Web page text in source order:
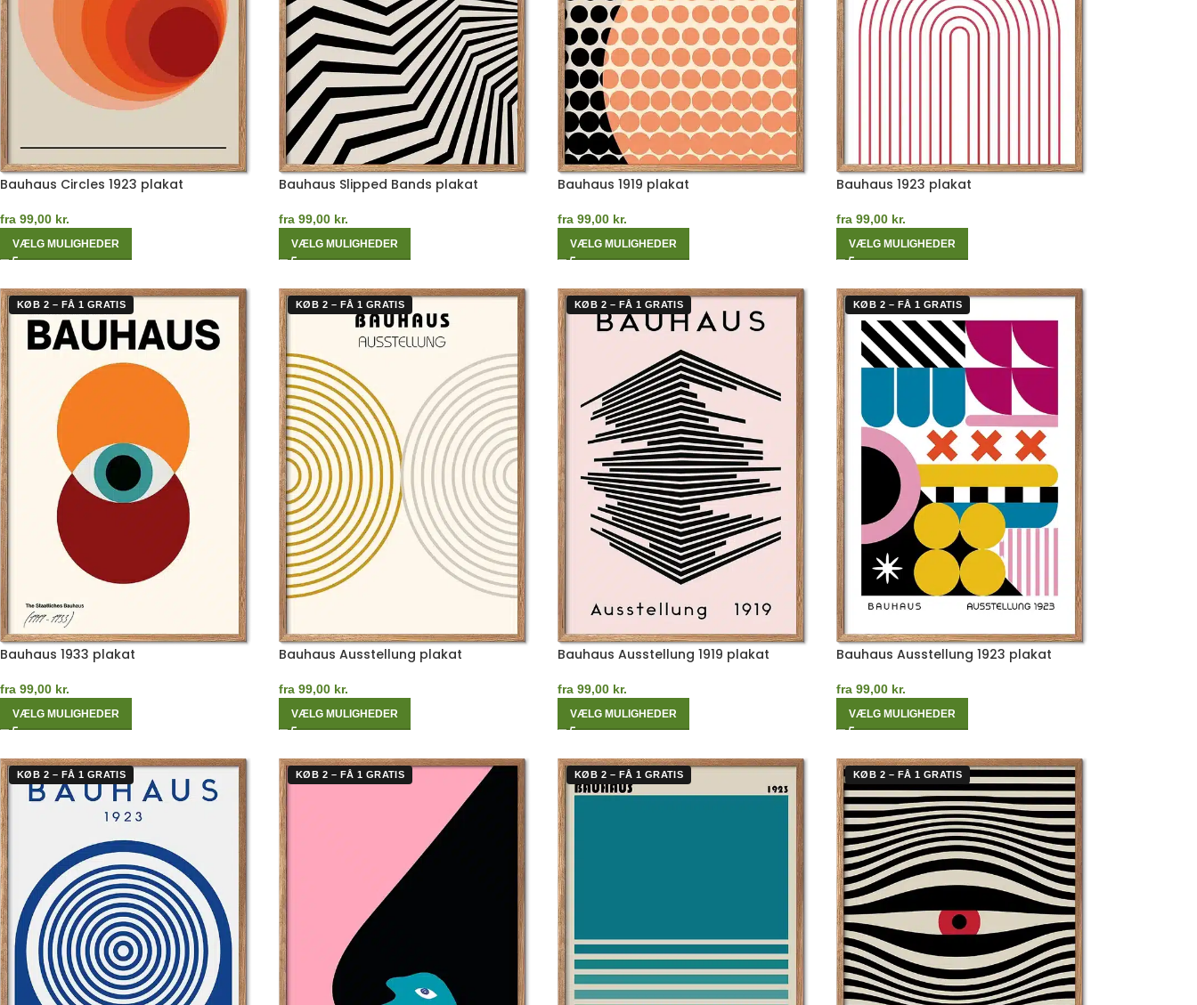
Bauhaus Circles 1923 plakat
fra 99,00 kr.
VÆLG MULIGHEDER
Bauhaus Slipped Bands plakat
fra 99,00 kr.
VÆLG MULIGHEDER
Bauhaus 1919 plakat
fra 99,00 kr.
VÆLG MULIGHEDER
Bauhaus 1923 plakat
fra 99,00 kr.
VÆLG MULIGHEDER
KØB 2 – FÅ 1 GRATIS
Bauhaus 1933 plakat
fra 99,00 kr.
VÆLG MULIGHEDER
KØB 2 – FÅ 1 GRATIS
Bauhaus Ausstellung plakat
fra 99,00 kr.
VÆLG MULIGHEDER
KØB 2 – FÅ 1 GRATIS
Bauhaus Ausstellung 1919 plakat
fra 99,00 kr.
VÆLG MULIGHEDER
KØB 2 – FÅ 1 GRATIS
Bauhaus Ausstellung 1923 plakat
fra 99,00 kr.
VÆLG MULIGHEDER
KØB 2 – FÅ 1 GRATIS KØB 2 – FÅ 1 GRATIS KØB 2 – FÅ 1 GRATIS KØB 2 – FÅ 1 GRATIS